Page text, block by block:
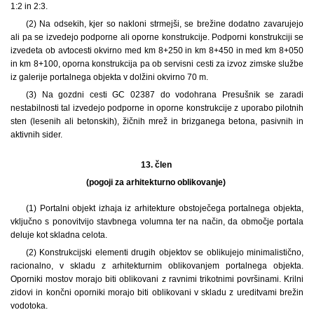
1:2 in 2:3.
(2) Na odsekih, kjer so nakloni strmejši, se brežine dodatno zavarujejo
ali pa se izvedejo podporne ali oporne konstrukcije. Podporni konstrukciji se
izvedeta ob avtocesti okvirno med km 8+250 in km 8+450 in med km 8+050
in km 8+100, oporna konstrukcija pa ob servisni cesti za izvoz zimske službe
iz galerije portalnega objekta v dolžini okvirno 70 m.
(3) Na gozdni cesti GC 02387 do vodohrana Presušnik se zaradi
nestabilnosti tal izvedejo podporne in oporne konstrukcije z uporabo pilotnih
sten (lesenih ali betonskih), žičnih mrež in brizganega betona, pasivnih in
aktivnih sider.
13. člen
(pogoji za arhitekturno oblikovanje)
(1) Portalni objekt izhaja iz arhitekture obstoječega portalnega objekta,
vključno s ponovitvijo stavbnega volumna ter na način, da območje portala
deluje kot skladna celota.
(2) Konstrukcijski elementi drugih objektov se oblikujejo minimalistično,
racionalno, v skladu z arhitekturnim oblikovanjem portalnega objekta.
Oporniki mostov morajo biti oblikovani z ravnimi trikotnimi površinami. Krilni
zidovi in končni oporniki morajo biti oblikovani v skladu z ureditvami brežin
vodotoka.